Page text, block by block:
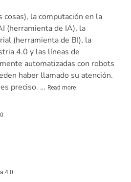
cosas), la computación en la
(herramienta de IA), la
(herramienta de BI), la
4.0 y las líneas de
automatizadas con robots
haber llamado su atención.
preciso. … Read more
4.0